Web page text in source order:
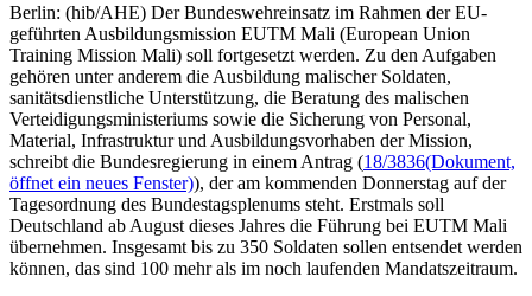
Berlin: (hib/AHE) Der Bundeswehreinsatz im Rahmen der EU-
geführten Ausbildungsmission EUTM Mali (European Union
Training Mission Mali) soll fortgesetzt werden. Zu den Aufgaben
gehören unter anderem die Ausbildung malischer Soldaten,
sanitätsdienstliche Unterstützung, die Beratung des malischen
Verteidigungsministeriums sowie die Sicherung von Personal,
Material, Infrastruktur und Ausbildungsvorhaben der Mission,
schreibt die Bundesregierung in einem Antrag (18/3836(Dokument,
öffnet ein neues Fenster)), der am kommenden Donnerstag auf der
Tagesordnung des Bundestagsplenums steht. Erstmals soll
Deutschland ab August dieses Jahres die Führung bei EUTM Mali
übernehmen. Insgesamt bis zu 350 Soldaten sollen entsendet werden
können, das sind 100 mehr als im noch laufenden Mandatszeitraum.